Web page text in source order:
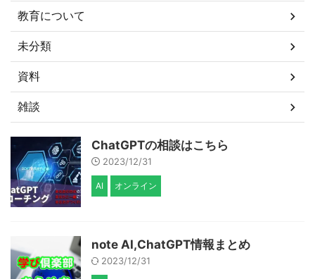
教育について
未分類
資料
雑談
ChatGPTの相談はこちら
2023/12/31
AI オンライン
note AI,ChatGPT情報まとめ
2023/12/31